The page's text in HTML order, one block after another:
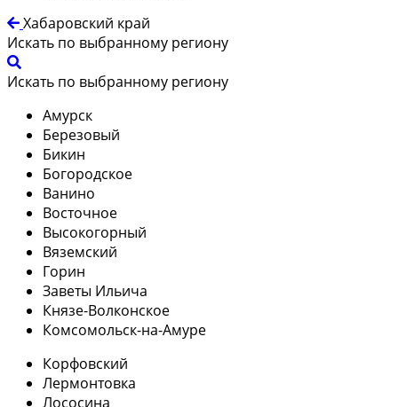
Хабаровский край
Искать по выбранному региону
Искать по выбранному региону
Амурск
Березовый
Бикин
Богородское
Ванино
Восточное
Высокогорный
Вяземский
Горин
Заветы Ильича
Князе-Волконское
Комсомольск-на-Амуре
Корфовский
Лермонтовка
Лососина